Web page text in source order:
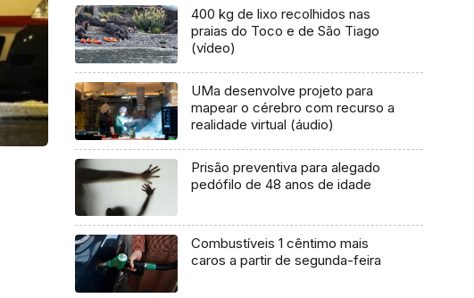
400 kg de lixo recolhidos nas
praias do Toco e de São Tiago
(vídeo)
UMa desenvolve projeto para
mapear o cérebro com recurso a
realidade virtual (áudio)
Prisão preventiva para alegado
pedófilo de 48 anos de idade
Combustíveis 1 cêntimo mais
caros a partir de segunda-feira